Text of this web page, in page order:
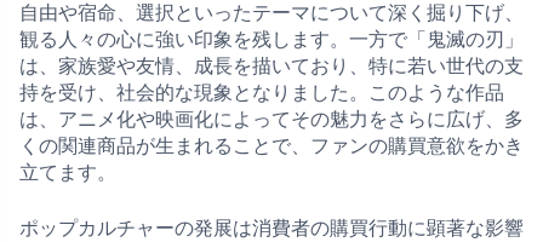
自由や宿命、選択といったテーマについて深く掘り下げ、
観る人々の心に強い印象を残します。一方で「鬼滅の刃」
は、家族愛や友情、成長を描いており、特に若い世代の支
持を受け、社会的な現象となりました。このような作品
は、アニメ化や映画化によってその魅力をさらに広げ、多
くの関連商品が生まれることで、ファンの購買意欲をかき
立てます。
ポップカルチャーの発展は消費者の購買行動に顕著な影響